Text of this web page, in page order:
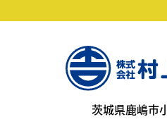
茨城県鹿嶋市